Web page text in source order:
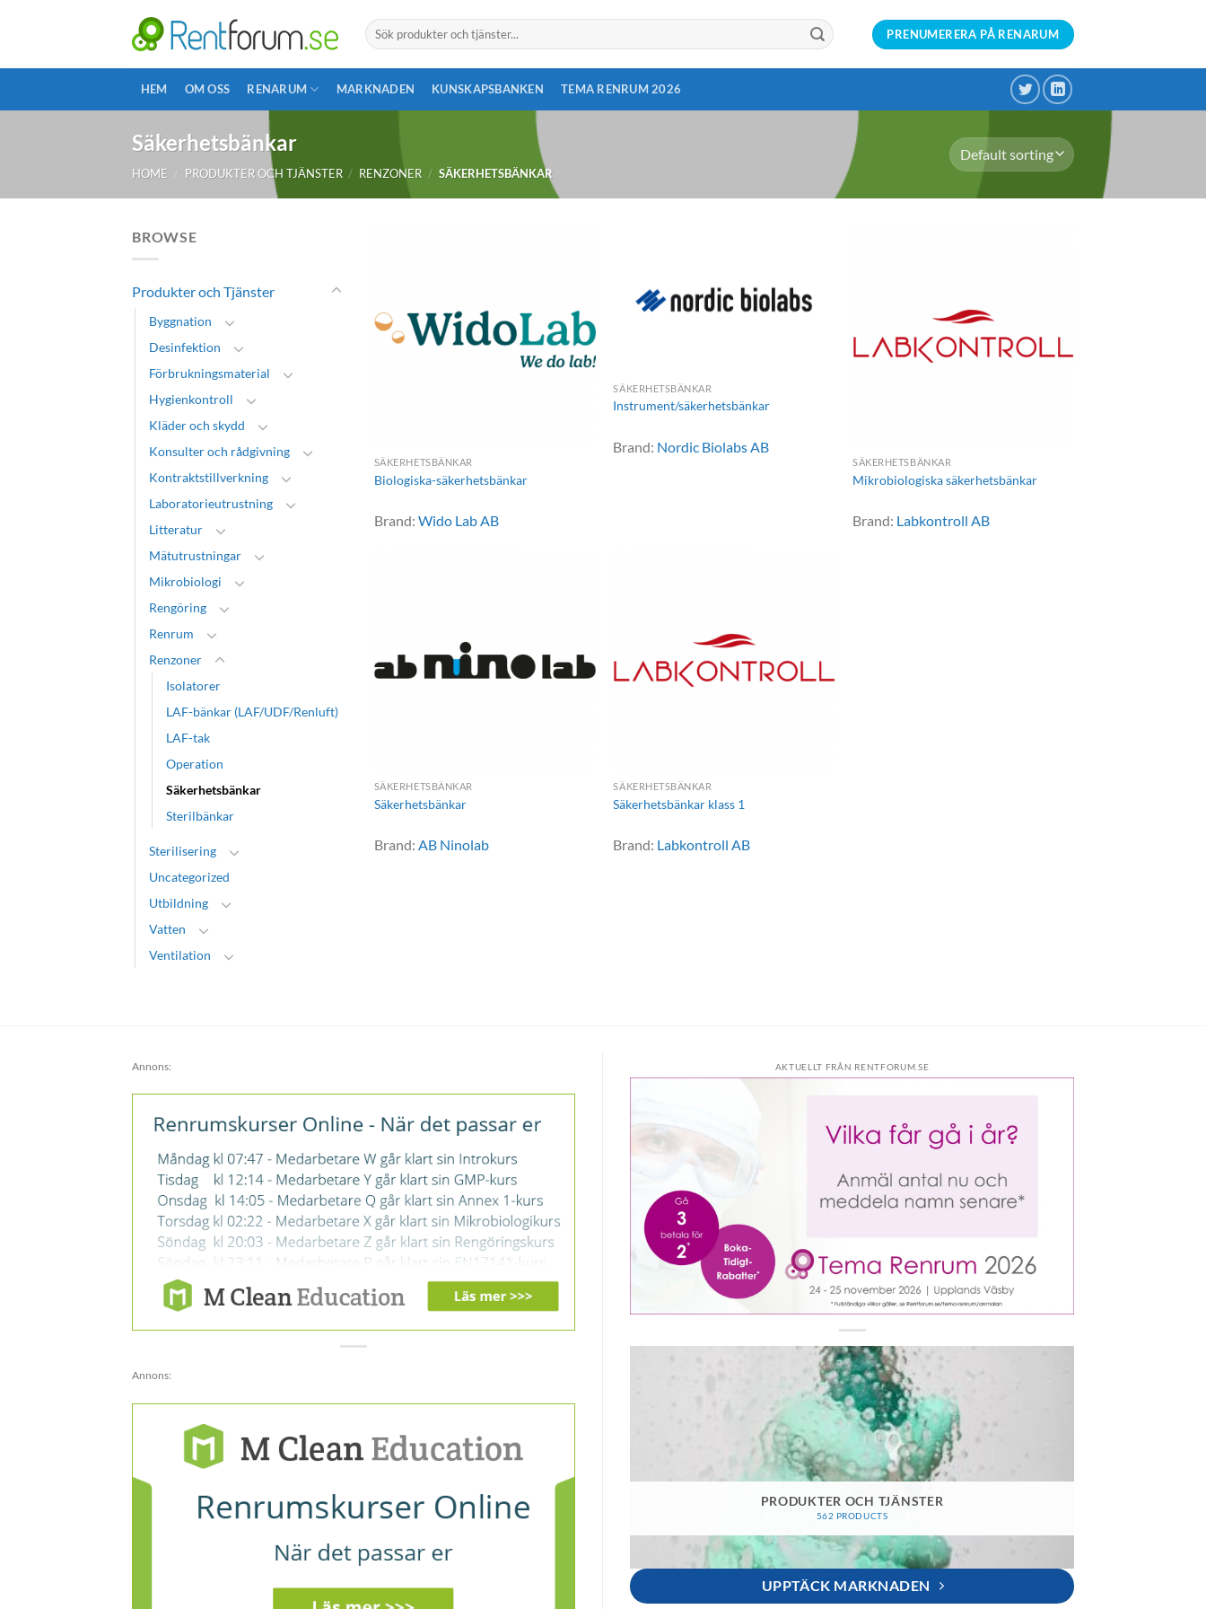
Search
for:
PRENUMERERA PÅ RENARUM
HEM OM OSS RENARUM MARKNADEN KUNSKAPSBANKEN TEMA RENRUM 2026
Säkerhetsbänkar
HOME / PRODUKTER OCH TJÄNSTER / RENZONER / SÄKERHETSBÄNKAR
BROWSE
Produkter och Tjänster
Byggnation
Desinfektion
Förbrukningsmaterial
Hygienkontroll
Kläder och skydd
Konsulter och rådgivning
Kontraktstillverkning
Laboratorieutrustning
Litteratur
Mätutrustningar
Mikrobiologi
Rengöring
Renrum
Renzoner
Isolatorer
LAF-bänkar (LAF/UDF/Renluft)
LAF-tak
Operation
Säkerhetsbänkar
Sterilbänkar
Sterilisering
Uncategorized
Utbildning
Vatten
Ventilation
SÄKERHETSBÄNKAR
Biologiska-säkerhetsbänkar
Brand: Wido Lab AB
SÄKERHETSBÄNKAR
Instrument/säkerhetsbänkar
Brand: Nordic Biolabs AB
SÄKERHETSBÄNKAR
Mikrobiologiska säkerhetsbänkar
Brand: Labkontroll AB
SÄKERHETSBÄNKAR
Säkerhetsbänkar
Brand: AB Ninolab
SÄKERHETSBÄNKAR
Säkerhetsbänkar klass 1
Brand: Labkontroll AB
Annons:
Annons:
AKTUELLT FRÅN RENTFORUM.SE
PRODUKTER OCH TJÄNSTER
562 PRODUCTS
UPPTÄCK MARKNADEN